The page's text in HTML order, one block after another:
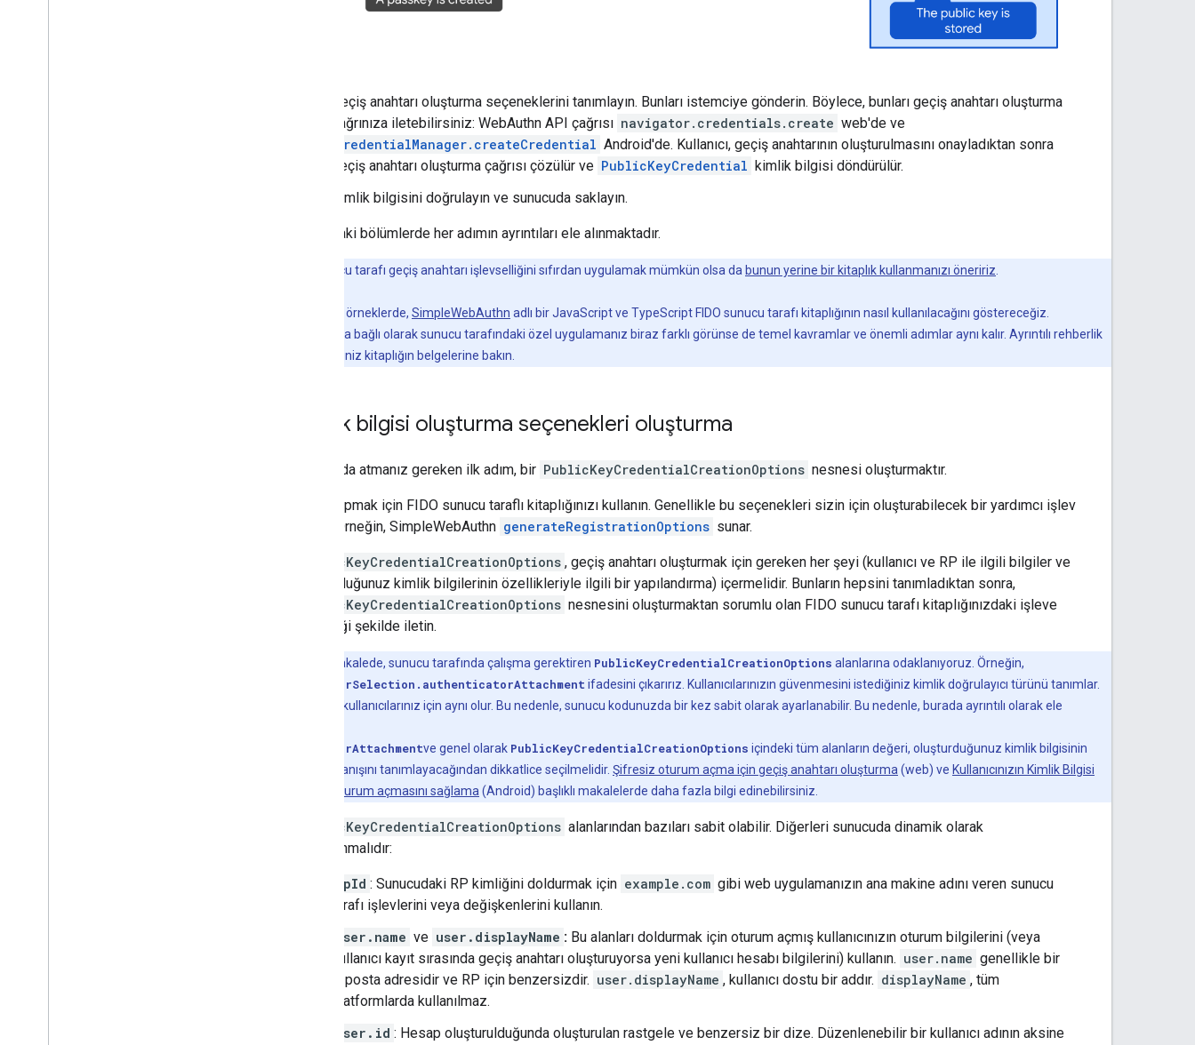
Geçiş anahtarı oluşturma seçeneklerini tanımlayın. Bunları istemciye gönderin. Böylece, bunları geçiş anahtarı oluşturma
çağrınıza iletebilirsiniz: WebAuthn API çağrısı navigator.credentials.create web'de ve
credentialManager.createCredential Android'de. Kullanıcı, geçiş anahtarının oluşturulmasını onayladıktan sonra
geçiş anahtarı oluşturma çağrısı çözülür ve PublicKeyCredential kimlik bilgisi döndürülür.
Kimlik bilgisini doğrulayın ve sunucuda saklayın.
Aşağıdaki bölümlerde her adımın ayrıntıları ele alınmaktadır.
Sunucu tarafı geçiş anahtarı işlevselliğini sıfırdan uygulamak mümkün olsa da bunun yerine bir kitaplık kullanmanızı öneririz
Bu makaledeki örneklerde, SimpleWebAuthn adlı bir JavaScript ve TypeScript FIDO sunucu tarafı kitaplığının nasıl kullanılacağını göstereceğiz.
Seçtiğiniz yığına bağlı olarak sunucu tarafındaki özel uygulamanız biraz farklı görünse de temel kavramlar ve önemli adımlar aynı kalır. Ayrıntılı rehberlik
için tercih ettiğiniz kitaplığın belgelerine bakın.
Kimlik bilgisi oluşturma seçenekleri oluşturma
Sunucuda atmanız gereken ilk adım, bir PublicKeyCredentialCreationOptions nesnesi oluşturmaktır.
Bunu yapmak için FIDO sunucu taraflı kitaplığınızı kullanın. Genellikle bu seçenekleri sizin için oluşturabilecek bir yardımcı işlev
sunar. Örneğin, SimpleWebAuthn generateRegistrationOptions sunar.
PublicKeyCredentialCreationOptions , geçiş anahtarı oluşturmak için gereken her şeyi (kullanıcı ve RP ile ilgili bilgiler ve
oluşturduğunuz kimlik bilgilerinin özellikleriyle ilgili bir yapılandırma) içermelidir. Bunların hepsini tanımladıktan sonra,
PublicKeyCredentialCreationOptions nesnesini oluşturmaktan sorumlu olan FIDO sunucu tarafı kitaplığınızdaki işleve
gerektiği şekilde iletin.
Bu makalede, sunucu tarafında çalışma gerektiren PublicKeyCredentialCreationOptions alanlarına odaklanıyoruz. Örneğin,
authenticatorSelection.authenticatorAttachment ifadesini çıkarırız. Kullanıcılarınızın güvenmesini istediğiniz kimlik doğrulayıcı türünü tanımlar.
Genellikle tüm kullanıcılarınız için aynı olur. Bu nedenle, sunucu kodunuzda bir kez sabit olarak ayarlanabilir. Bu nedenle, burada ayrıntılı olarak ele
authenticatorAttachmentve genel olarak PublicKeyCredentialCreationOptions içindeki tüm alanların değeri, oluşturduğunuz kimlik bilgisinin
türünü ve davranışını tanımlayacağından dikkatlice seçilmelidir. Şifresiz oturum açma için geçiş anahtarı oluşturma (web) ve Kullanıcınızın Kimlik Bilgisi
Yöneticisi ile oturum açmasını sağlama (Android) başlıklı makalelerde daha fazla bilgi edinebilirsiniz.
PublicKeyCredentialCreationOptions alanlarından bazıları sabit olabilir. Diğerleri sunucuda dinamik olarak
tanımlanmalıdır:
rpId : Sunucudaki RP kimliğini doldurmak için example.com gibi web uygulamanızın ana makine adını veren sunucu
tarafı işlevlerini veya değişkenlerini kullanın.
user.name ve user.displayName : Bu alanları doldurmak için oturum açmış kullanıcınızın oturum bilgilerini (veya
kullanıcı kayıt sırasında geçiş anahtarı oluşturuyorsa yeni kullanıcı hesabı bilgilerini) kullanın. user.name genellikle bir
e-posta adresidir ve RP için benzersizdir. user.displayName , kullanıcı dostu bir addır. displayName , tüm
platformlarda kullanılmaz.
user.id : Hesap oluşturulduğunda oluşturulan rastgele ve benzersiz bir dize. Düzenlenebilir bir kullanıcı adının aksine